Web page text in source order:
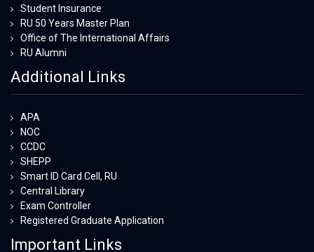
Student Insurance
RU 50 Years Master Plan
Office of The International Affairs
RU Alumni
Additional Links
APA
NOC
CCDC
SHEPP
Smart ID Card Cell, RU
Central Library
Exam Controller
Registered Graduate Application
Important Links